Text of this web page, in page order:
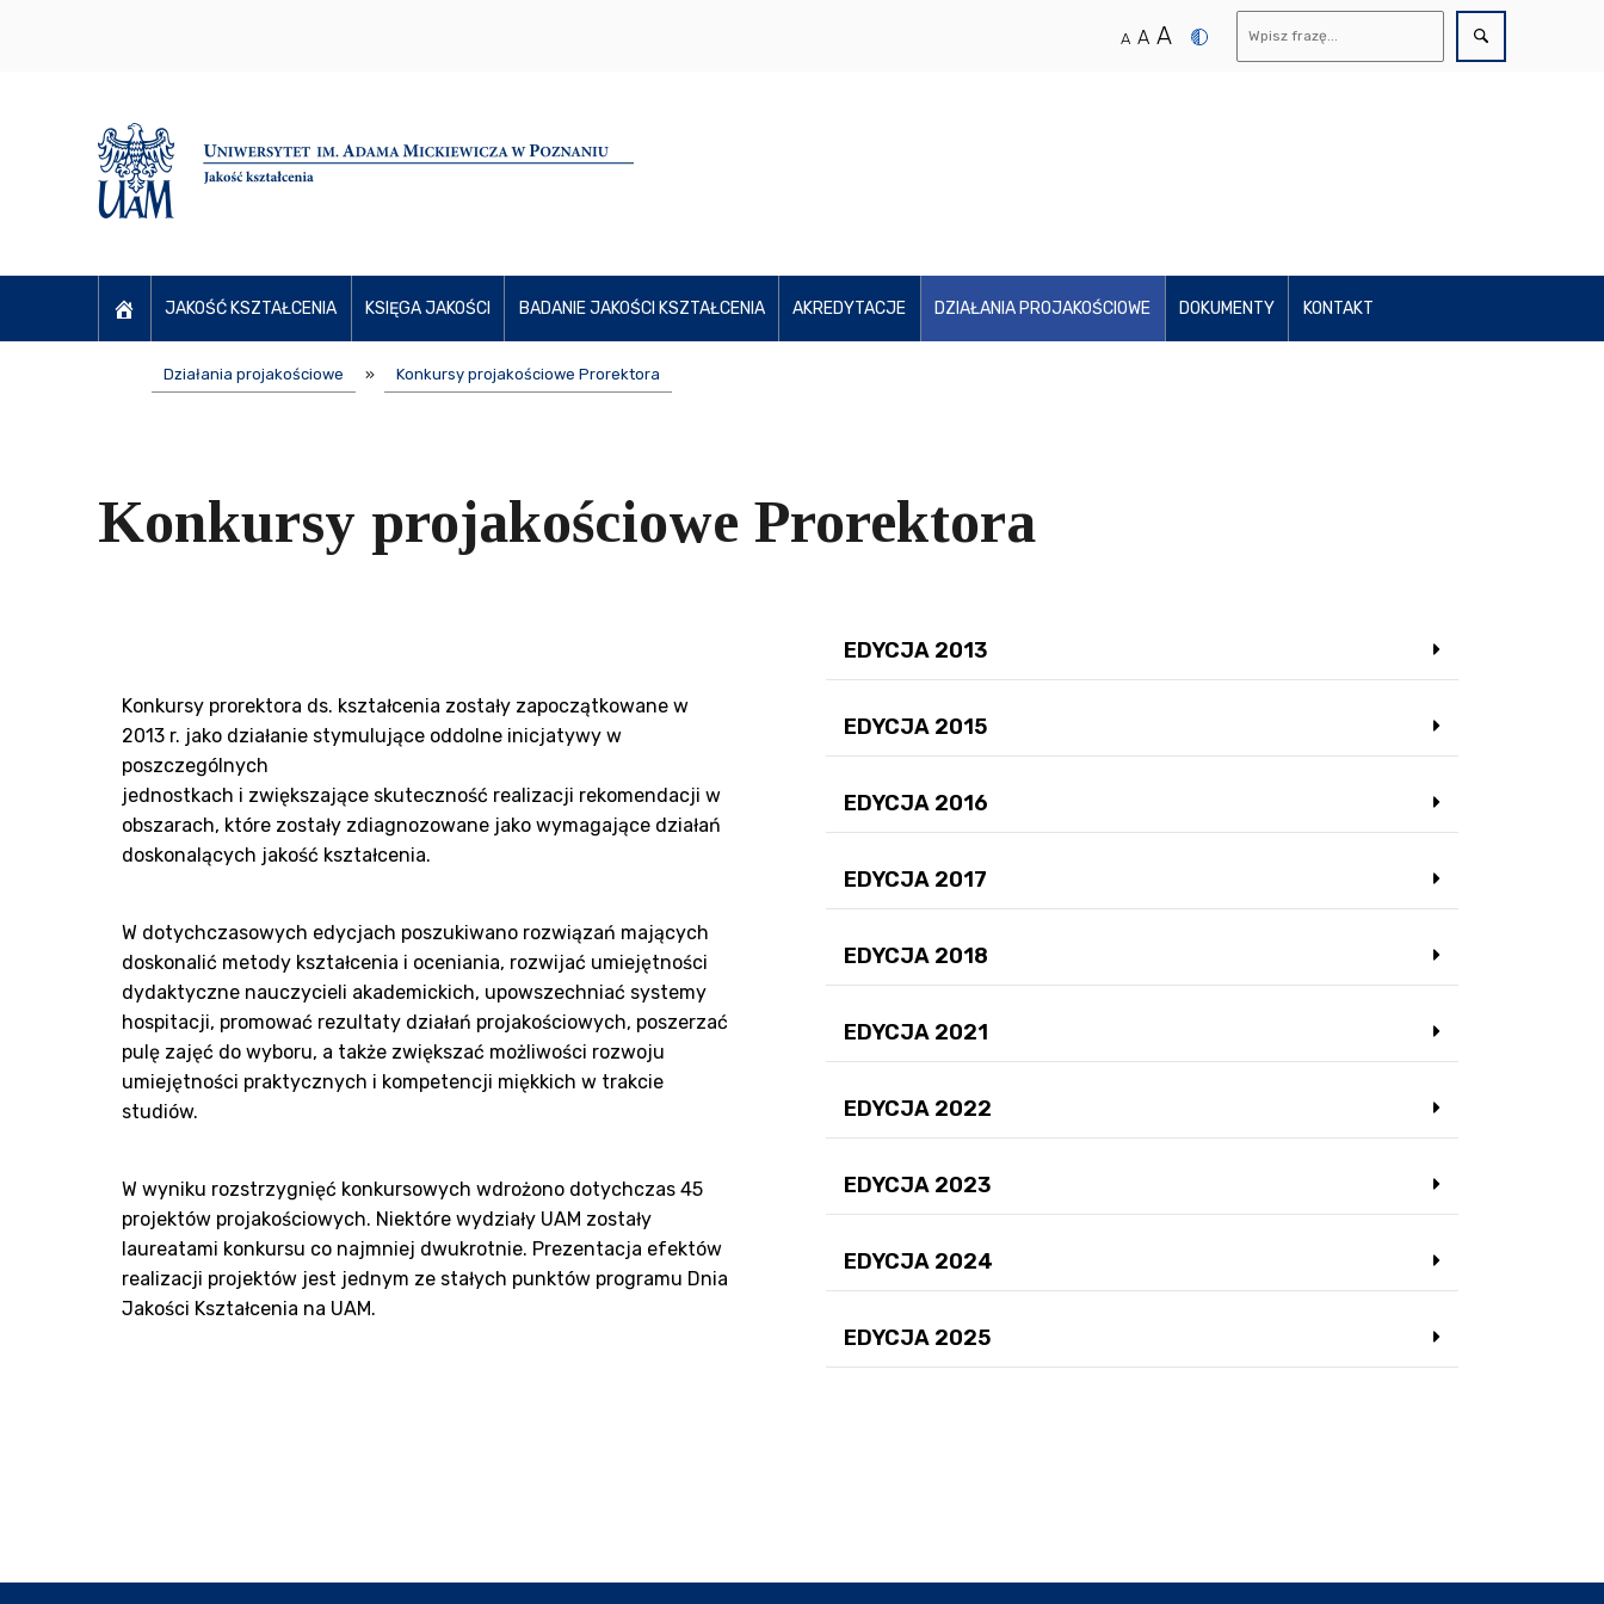
A A A
JAKOŚĆ KSZTAŁCENIA KSIĘGA JAKOŚCI BADANIE JAKOŚCI KSZTAŁCENIA AKREDYTACJE DZIAŁANIA PROJAKOŚCIOWE DOKUMENTY KONTAKT
Działania projakościowe » Konkursy projakościowe Prorektora
Konkursy projakościowe Prorektora
Konkursy prorektora ds. kształcenia zostały zapoczątkowane w
2013 r. jako działanie stymulujące oddolne inicjatywy w
poszczególnych
jednostkach i zwiększające skuteczność realizacji rekomendacji w
obszarach, które zostały zdiagnozowane jako wymagające działań
doskonalących jakość kształcenia.
W dotychczasowych edycjach poszukiwano rozwiązań mających
doskonalić metody kształcenia i oceniania, rozwijać umiejętności
dydaktyczne nauczycieli akademickich, upowszechniać systemy
hospitacji, promować rezultaty działań projakościowych, poszerzać
pulę zajęć do wyboru, a także zwiększać możliwości rozwoju
umiejętności praktycznych i kompetencji miękkich w trakcie
studiów.
W wyniku rozstrzygnięć konkursowych wdrożono dotychczas 45
projektów projakościowych. Niektóre wydziały UAM zostały
laureatami konkursu co najmniej dwukrotnie. Prezentacja efektów
realizacji projektów jest jednym ze stałych punktów programu Dnia
Jakości Kształcenia na UAM.
EDYCJA 2013
EDYCJA 2015
EDYCJA 2016
EDYCJA 2017
EDYCJA 2018
EDYCJA 2021
EDYCJA 2022
EDYCJA 2023
EDYCJA 2024
EDYCJA 2025